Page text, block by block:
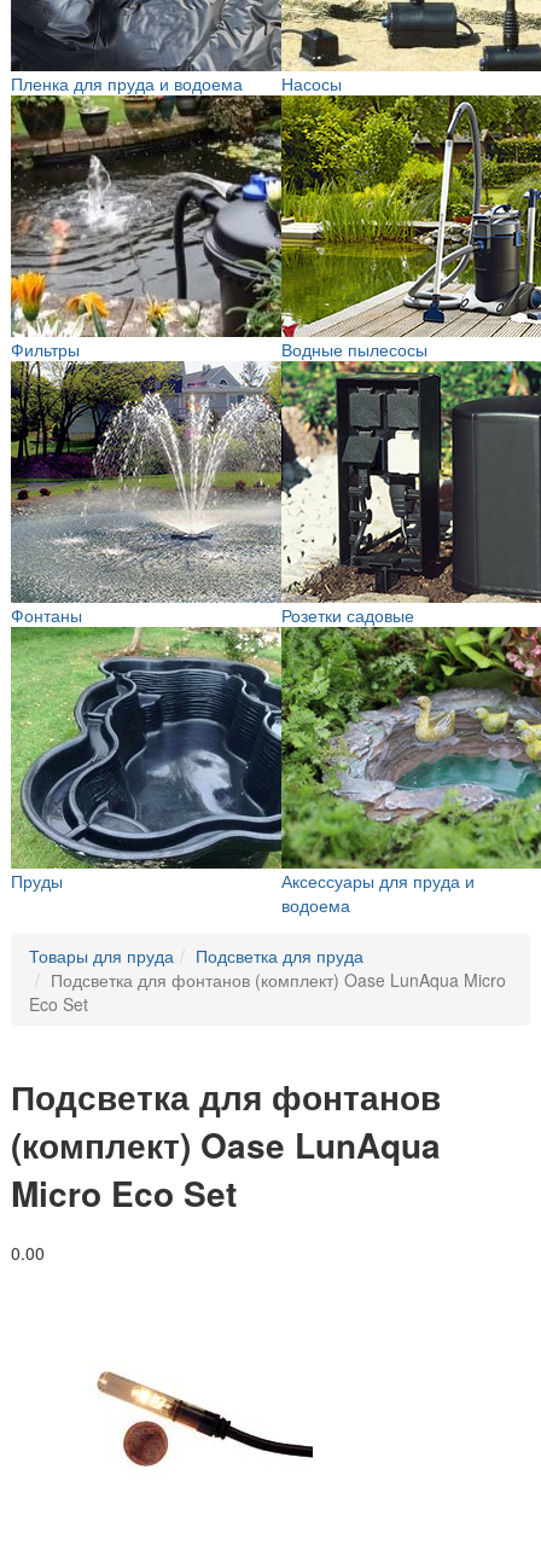
Пленка для пруда и водоема Насосы
Фильтры Водные пылесосы
Фонтаны Розетки садовые
Пруды
Аксессуары для пруда и
водоема
Товары для пруда
Подсветка для пруда
Подсветка для фонтанов (комплект) Oase LunAqua Micro
Eco Set
Подсветка для фонтанов
(комплект) Oase LunAqua
Micro Eco Set
0.00